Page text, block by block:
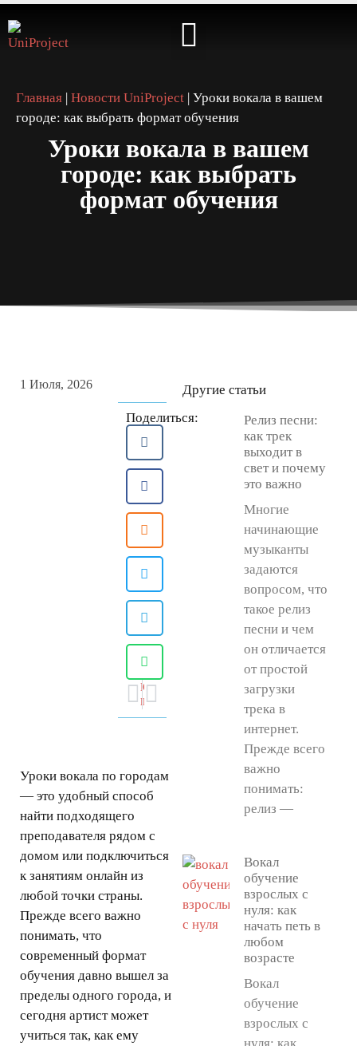
Главная | Новости UniProject | Уроки вокала в вашем
городе: как выбрать формат обучения
Уроки вокала в вашем
городе: как выбрать
формат обучения
1 Июля, 2026
Поделиться:
ПРЕДЫДУЩАЯ
Как научить ребёнка играть на гитаре: гид для родителей
СЛЕДУЮЩАЯ
Продюсерский центр в разных городах: как выбрать команду для артиста
Уроки вокала по городам
— это удобный способ
найти подходящего
преподавателя рядом с
домом или подключиться
к занятиям онлайн из
любой точки страны.
Прежде всего важно
понимать, что
современный формат
обучения давно вышел за
пределы одного города, и
сегодня артист может
учиться так, как ему
Другие статьи
Релиз песни:
как трек
выходит в
свет и почему
это важно
Многие
начинающие
музыканты
задаются
вопросом, что
такое релиз
песни и чем
он отличается
от простой
загрузки
трека в
интернет.
Прежде всего
важно
понимать:
релиз —
Вокал
обучение
взрослых с
нуля: как
начать петь в
любом
возрасте
Вокал
обучение
взрослых с